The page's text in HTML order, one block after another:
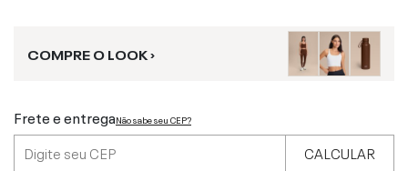
COMPRE O LOOK ›
Frete e entregaNão sabe seu CEP?
CALCULAR